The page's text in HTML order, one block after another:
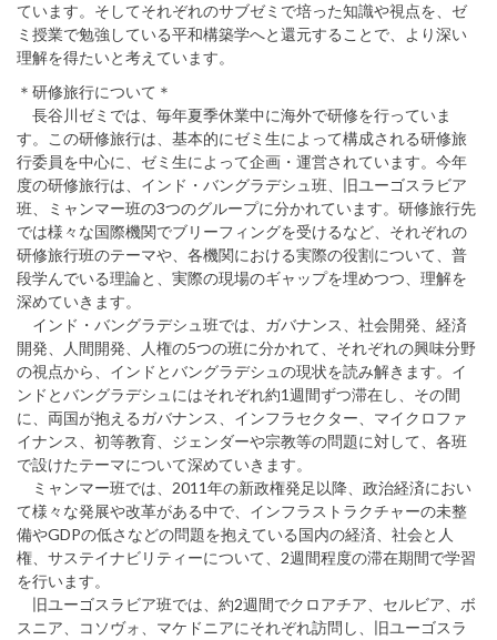
ています。そしてそれぞれのサブゼミで培った知識や視点を、ゼ
ミ授業で勉強している平和構築学へと還元することで、より深い
理解を得たいと考えています。
＊研修旅行について＊
長谷川ゼミでは、毎年夏季休業中に海外で研修を行っていま
す。この研修旅行は、基本的にゼミ生によって構成される研修旅
行委員を中心に、ゼミ生によって企画・運営されています。今年
度の研修旅行は、インド・バングラデシュ班、旧ユーゴスラビア
班、ミャンマー班の3つのグループに分かれています。研修旅行先
では様々な国際機関でブリーフィングを受けるなど、それぞれの
研修旅行班のテーマや、各機関における実際の役割について、普
段学んでいる理論と、実際の現場のギャップを埋めつつ、理解を
深めていきます。
インド・バングラデシュ班では、ガバナンス、社会開発、経済
開発、人間開発、人権の5つの班に分かれて、それぞれの興味分野
の視点から、インドとバングラデシュの現状を読み解きます。イ
ンドとバングラデシュにはそれぞれ約1週間ずつ滞在し、その間
に、両国が抱えるガバナンス、インフラセクター、マイクロファ
イナンス、初等教育、ジェンダーや宗教等の問題に対して、各班
で設けたテーマについて深めていきます。
ミャンマー班では、2011年の新政権発足以降、政治経済におい
て様々な発展や改革がある中で、インフラストラクチャーの未整
備やGDPの低さなどの問題を抱えている国内の経済、社会と人
権、サステイナビリティーについて、2週間程度の滞在期間で学習
を行います。
旧ユーゴスラビア班では、約2週間でクロアチア、セルビア、ボ
スニア、コソヴォ、マケドニアにそれぞれ訪問し、旧ユーゴスラ